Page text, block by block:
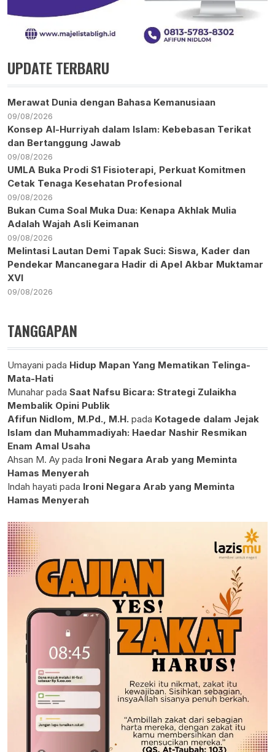
UPDATE TERBARU
Merawat Dunia dengan Bahasa Kemanusiaan
09/08/2026
Konsep Al-Hurriyah dalam Islam: Kebebasan Terikat
dan Bertanggung Jawab
09/08/2026
UMLA Buka Prodi S1 Fisioterapi, Perkuat Komitmen
Cetak Tenaga Kesehatan Profesional
09/08/2026
Bukan Cuma Soal Muka Dua: Kenapa Akhlak Mulia
Adalah Wajah Asli Keimanan
09/08/2026
Melintasi Lautan Demi Tapak Suci: Siswa, Kader dan
Pendekar Mancanegara Hadir di Apel Akbar Muktamar
XVI
09/08/2026
TANGGAPAN
Umayani pada Hidup Mapan Yang Mematikan Telinga-
Mata-Hati
Munahar pada Saat Nafsu Bicara: Strategi Zulaikha
Membalik Opini Publik
Afifun Nidlom, M.Pd., M.H. pada Kotagede dalam Jejak
Islam dan Muhammadiyah: Haedar Nashir Resmikan
Enam Amal Usaha
Ahsan M. Ay pada Ironi Negara Arab yang Meminta
Hamas Menyerah
Indah hayati pada Ironi Negara Arab yang Meminta
Hamas Menyerah